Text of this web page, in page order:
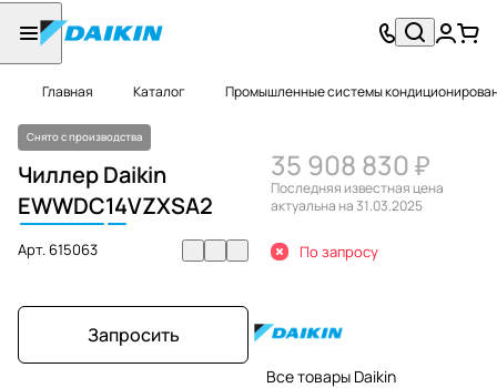
Главная Каталог Промышленные системы
Снято с производства
Чиллер Daikin
EWWDC14VZXSA2
Арт.615063
Запросить
35 908 830 ₽
Последняя известная цена
актуальна на 31.03.2025
По запросу
Все товары Daikin